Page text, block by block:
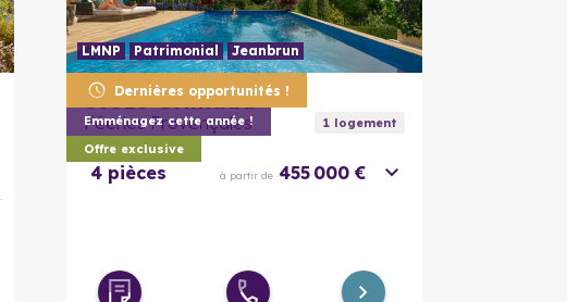
En savoir plus
Dernières opportunités !
Emménagez cette année !
Offre exclusive
LMNP Patrimonial Jeanbrun
83310 Grimaud
Féeries Provençales 1logement
4 pièces à partir de 455 000 €